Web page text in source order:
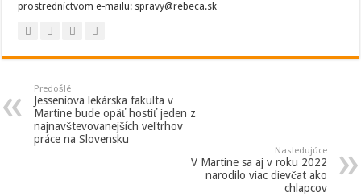
prostredníctvom e-mailu: spravy@rebeca.sk
Predošlé
Jesseniova lekárska fakulta v
Martine bude opäť hostiť jeden z
najnavštevovanejších veľtrhov
práce na Slovensku
Nasledujúce
V Martine sa aj v roku 2022
narodilo viac dievčat ako
chlapcov